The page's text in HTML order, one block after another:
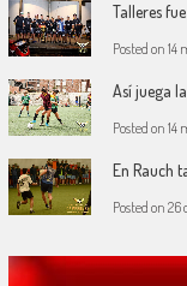
Talleres
Posted on 14
Así juega
Posted on 14
En Rauch
Posted on 26